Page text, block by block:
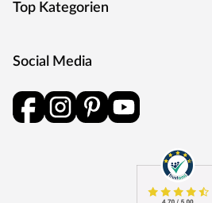
Top Kategorien
Social Media